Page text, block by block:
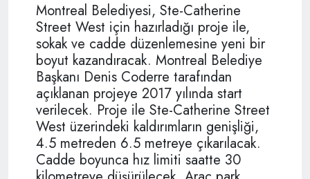
Montreal Belediyesi, Ste-Catherine
Street West için hazırladığı proje ile,
sokak ve cadde düzenlemesine yeni bir
boyut kazandıracak. Montreal Belediye
Başkanı Denis Coderre tarafından
açıklanan projeye 2017 yılında start
verilecek. Proje ile Ste-Catherine Street
West üzerindeki kaldırımların genişliği,
4.5 metreden 6.5 metreye çıkarılacak.
Cadde boyunca hız limiti saatte 30